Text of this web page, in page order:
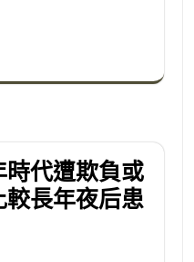
代遭欺負或
長年夜后患